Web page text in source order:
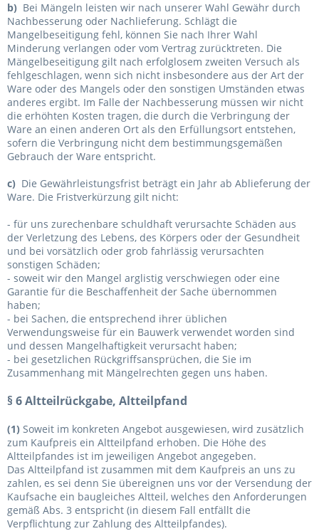
b) Bei Mängeln leisten wir nach unserer Wahl Gewähr durch
Nachbesserung oder Nachlieferung. Schlägt die
Mangelbeseitigung fehl, können Sie nach Ihrer Wahl
Minderung verlangen oder vom Vertrag zurücktreten. Die
Mängelbeseitigung gilt nach erfolglosem zweiten Versuch als
fehlgeschlagen, wenn sich nicht insbesondere aus der Art der
Ware oder des Mangels oder den sonstigen Umständen etwas
anderes ergibt. Im Falle der Nachbesserung müssen wir nicht
die erhöhten Kosten tragen, die durch die Verbringung der
Ware an einen anderen Ort als den Erfüllungsort entstehen,
sofern die Verbringung nicht dem bestimmungsgemäßen
Gebrauch der Ware entspricht.
c) Die Gewährleistungsfrist beträgt ein Jahr ab Ablieferung der
Ware. Die Fristverkürzung gilt nicht:
- für uns zurechenbare schuldhaft verursachte Schäden aus
der Verletzung des Lebens, des Körpers oder der Gesundheit
und bei vorsätzlich oder grob fahrlässig verursachten
sonstigen Schäden;
- soweit wir den Mangel arglistig verschwiegen oder eine
Garantie für die Beschaffenheit der Sache übernommen
haben;
- bei Sachen, die entsprechend ihrer üblichen
Verwendungsweise für ein Bauwerk verwendet worden sind
und dessen Mangelhaftigkeit verursacht haben;
- bei gesetzlichen Rückgriffsansprüchen, die Sie im
Zusammenhang mit Mängelrechten gegen uns haben.
§ 6Altteilrückgabe, Altteilpfand
(1) Soweit im konkreten Angebot ausgewiesen, wird zusätzlich
zum Kaufpreis ein Altteilpfand erhoben. Die Höhe des
Altteilpfandes ist im jeweiligen Angebot angegeben.
Das Altteilpfand ist zusammen mit dem Kaufpreis an uns zu
zahlen, es sei denn Sie übereignen uns vor der Versendung der
Kaufsache ein baugleiches Altteil, welches den Anforderungen
gemäß Abs. 3 entspricht (in diesem Fall entfällt die
Verpflichtung zur Zahlung des Altteilpfandes).